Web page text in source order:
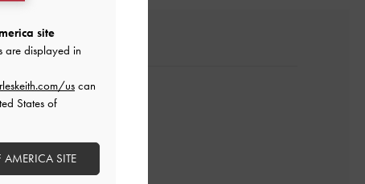
site
are displayed in
uscan
States of
AMERICA SITE